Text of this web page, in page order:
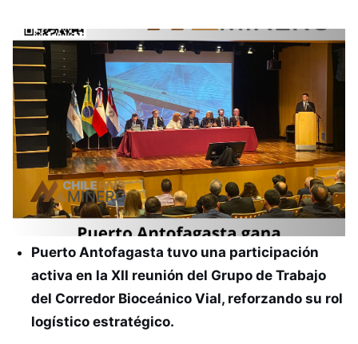
Puerto Antofagasta tuvo una participación
activa en la XII reunión del Grupo de Trabajo
del Corredor Bioceánico Vial, reforzando su rol
logístico estratégico.